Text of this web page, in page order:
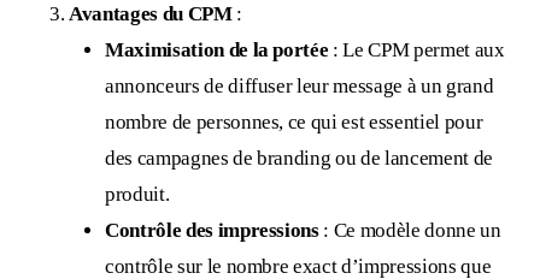
Avantages du CPM:
Maximisation de la portée : Le CPM permet aux
annonceurs de diffuser leur message à un grand
nombre de personnes, ce qui est essentiel pour
des campagnes de branding ou de lancement de
produit.
Contrôle des impressions: Ce modèle donne un
contrôle sur le nombre exact d’impressions que